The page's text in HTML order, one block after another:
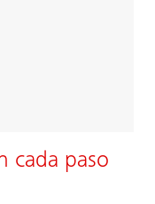
cada paso